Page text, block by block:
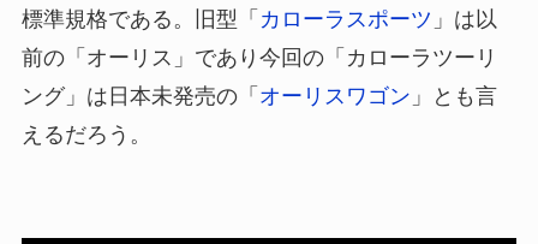
標準規格である。旧型「カローラスポーツ 」は以
前の「オーリス」であり今回の「カローラツーリ
ング」は日本未発売の「オーリスワゴン 」とも言
えるだろう。